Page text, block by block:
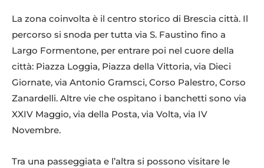
La zona coinvolta è il centro storico di Brescia città. Il
percorso si snoda per tutta via S. Faustino fino a
Largo Formentone, per entrare poi nel cuore della
città: Piazza Loggia, Piazza della Vittoria, via Dieci
Giornate, via Antonio Gramsci, Corso Palestro, Corso
Zanardelli. Altre vie che ospitano i banchetti sono via
XXIV Maggio, via della Posta, via Volta, via IV
Novembre.
Tra una passeggiata e l’altra si possono visitare le